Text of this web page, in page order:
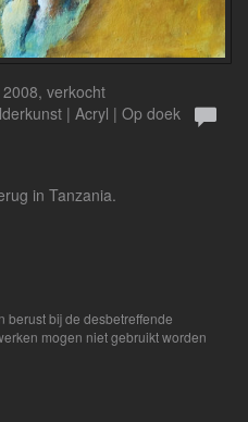
verkocht
| Acryl | Op doek
in Tanzania.
berust bij de desbetreffende
mogen niet gebruikt worden